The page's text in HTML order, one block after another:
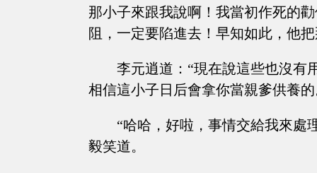
那小子來跟我說啊！我當初作死的
阻，一定要陷進去！早知如此，他
李元逍道：“現在說這些也沒有
相信這小子日后會拿你當親爹供養的
“哈哈，好啦，事情交給我來處
毅笑道。